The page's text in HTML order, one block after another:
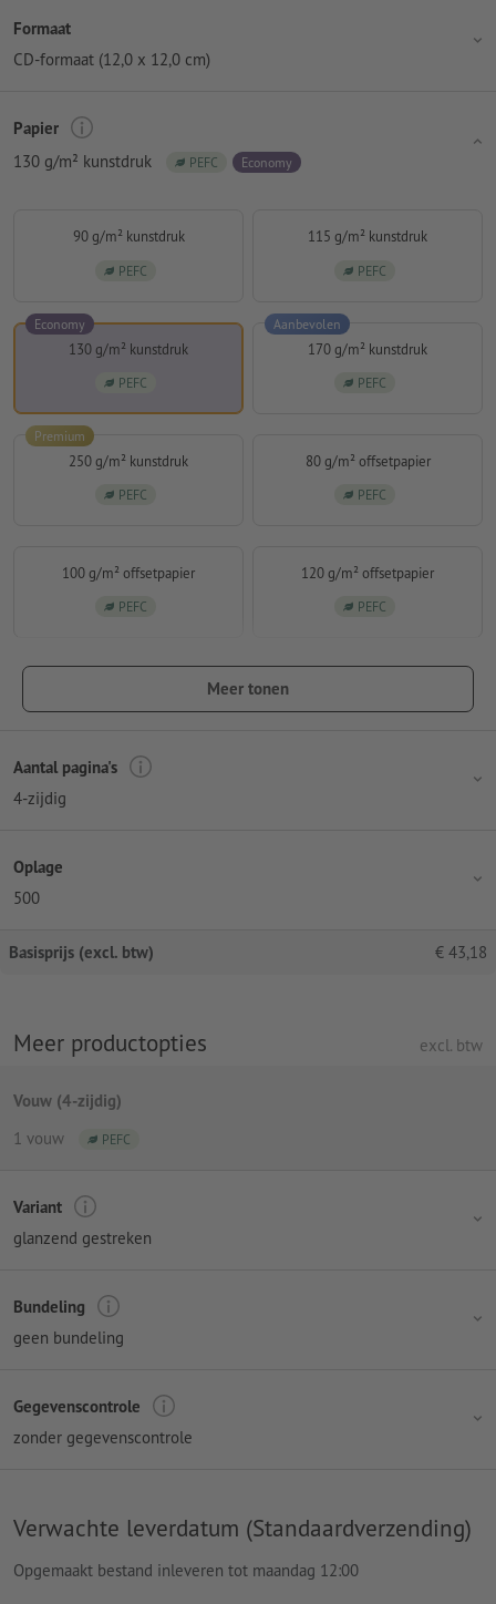
Formaat
CD-formaat (12,0 x 12,0 cm)
Papier
130 g/m² kunstdruk
PEFC Economy
90 g/m² kunstdruk
PEFC
115 g/m² kunstdruk
PEFC
130 g/m² kunstdruk
PEFC
Economy
170 g/m² kunstdruk
PEFC
Aanbevolen
250 g/m² kunstdruk
PEFC
Premium
80 g/m² offsetpapier
PEFC
100 g/m² offsetpapier
PEFC
120 g/m² offsetpapier
PEFC
Meer tonen
Aantal pagina's
4-zijdig
Oplage
500
Basisprijs (excl. btw) € 43,18
Meer productopties excl. btw
Vouw (4-zijdig)
1 vouw
PEFC
Variant
glanzend gestreken
Bundeling
geen bundeling
Gegevenscontrole
zonder gegevenscontrole
Verwachte leverdatum (Standaardverzending)
Opgemaakt bestand inleveren tot maandag 12:00